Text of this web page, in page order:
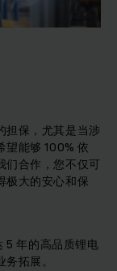
担保，尤其是当涉
望能够 100% 依
合作，您不仅可
极大的安心和保
5 年的高品质锂电
拓展。